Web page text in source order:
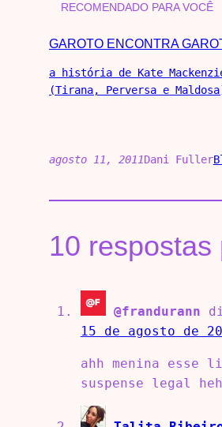
RECOMENDADO PARA VOCÊ
GAROTO ENCONTRA
a história de Kate
(Tirana, Perversa e
agosto 11, 2011Dani Fuller
10 respostas
@frandurann
15 de agosto de
ahh menina
suspense legal